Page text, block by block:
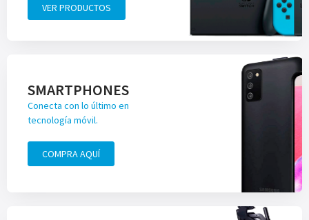
VER PRODUCTOS
SMARTPHONES
Conecta con lo último en
tecnología móvil.
COMPRA AQUÍ